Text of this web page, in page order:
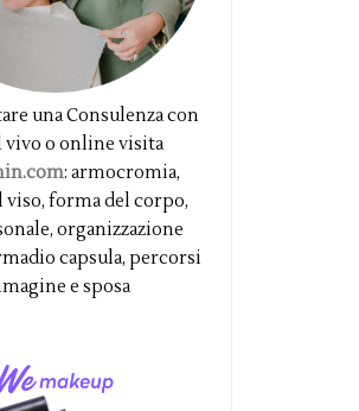
una Consulenza con
vivo o online visita
: armocromia,
viso, forma del corpo,
organizzazione
capsula, percorsi
e sposa